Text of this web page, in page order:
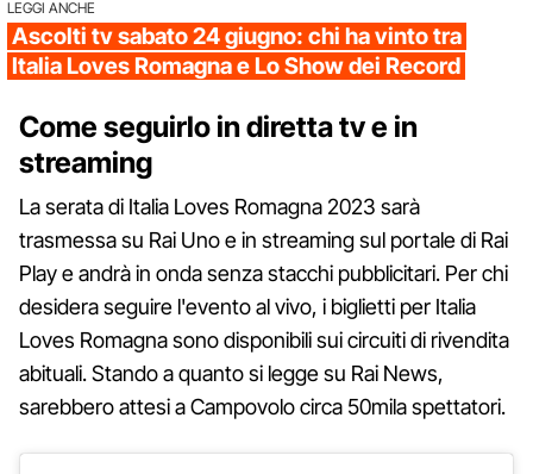
LEGGI ANCHE
Ascolti tv sabato 24 giugno: chi ha vinto tra
Italia Loves Romagna e Lo Show dei Record
Come seguirlo in diretta tv e in
streaming
La serata di Italia Loves Romagna 2023 sarà
trasmessa su Rai Uno e in streaming sul portale di Rai
Play e andrà in onda senza stacchi pubblicitari. Per chi
desidera seguire l'evento al vivo, i biglietti per Italia
Loves Romagna sono disponibili sui circuiti di rivendita
abituali. Stando a quanto si legge su Rai News,
sarebbero attesi a Campovolo circa 50mila spettatori.